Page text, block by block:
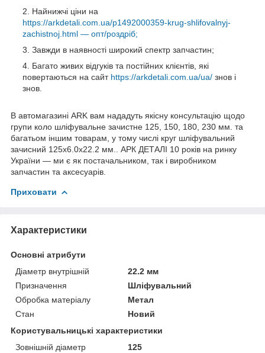
Найнижчі ціни на
https://arkdetali.com.ua/p1492000359-krug-shlifovalnyj-
zachistnoj.html — опт/роздріб;
Завжди в наявності широкий спектр запчастин;
Багато живих відгуків та постійних клієнтів, які
повертаються на сайт https://arkdetali.com.ua/ua/ знов і
знов.
В автомагазині ARK вам нададуть якісну консультацію щодо
групи коло шліфувальне зачистне 125, 150, 180, 230 мм. та
багатьом іншим товарам, у тому числі круг шліфувальний
зачисний 125х6.0х22.2 мм.. АРК ДЕТАЛІ 10 років на ринку
України — ми є як постачальником, так і виробником
запчастин та аксесуарів.
Приховати
Характеристики
Основні атрибути
Діаметр внутрішній
22.2 мм
Призначення
Шліфувальний
Обробка матеріалу
Метал
Стан
Новий
Користувальницькі характеристики
Зовнішній діаметр
125